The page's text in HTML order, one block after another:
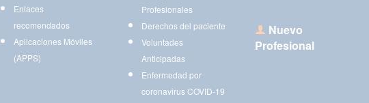
Enlaces
recomendados
Aplicaciones Móviles
(APPS)
Profesionales
Derechos del paciente
Voluntades
Anticipadas
Enfermedad por
coronavirus COVID-19
Nuevo
Profesional